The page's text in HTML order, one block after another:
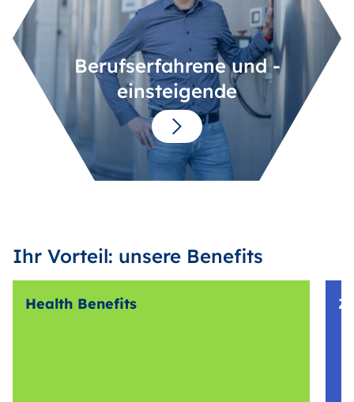
Berufserfahrene und -
einsteigende
Ihr Vorteil: unsere Benefits
Health Benefits